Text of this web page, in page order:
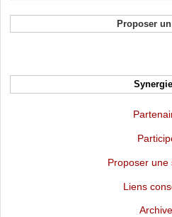
Proposer
Proposer une
Liens